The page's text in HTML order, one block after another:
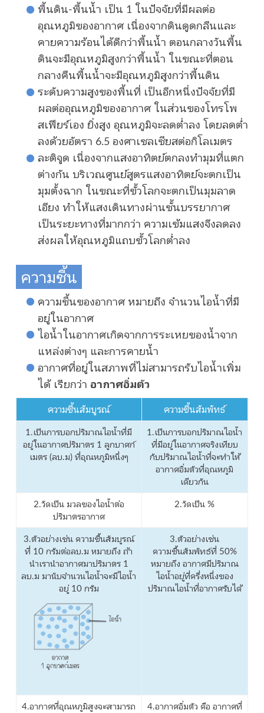
พื้นดิน-พื้นน้ำ เป็น 1 ในปัจจัยที่มีผลต่อ
อุณหภูมิของอากาศ เนื่องจากดินดูดกลืนและ
คายความร้อนได้ดีกว่าพื้นน้ำ ตอนกลางวันพื้น
ดินจะมีอุณหภูมิสูงกว่าพื้นน้ำ ในขณะที่ตอน
กลางคืนพื้นน้ำจะมีอุณหภูมิสูงกว่าพื้นดิน
ระดับความสูงของพื้นที่ เป็นอีกหนึ่งปัจจัยที่มี
ผลต่ออุณหภูมิของอากาศ ในส่วนของโทรโพ
สเฟียร์เอง ยิ่งสูง อุณหภูมิจะลดต่ำลง โดยลดต่ำ
ลงด้วยอัตรา 6.5 องศาเซลเซียสต่อกิโลเมตร
ละติจูด เนื่องจากแสงอาทิตย์ตกลงทำมุมที่แตก
ต่างกัน บริเวณศูนย์สูตรแสงอาทิตย์จะตกเป็น
มุมตั้งฉาก ในขณะที่ขั้วโลกจะตกเป็นมุมลาด
เอียง ทำให้แสงเดินทางผ่านชั้นบรรยากาศ
เป็นระยะทางที่มากกว่า ความเข้มแสงจึงลดลง
ส่งผลให้อุณหภูมิแถบขั้วโลกต่ำลง
ความชื้น
ความชื้นของอากาศ หมายถึง จำนวนไอน้ำที่มี
อยู่ในอากาศ
ไอน้ำในอากาศเกิดจากการระเหยของน้ำจาก
แหล่งต่างๆ และการคายน้ำ
อากาศที่อยู่ในสภาพที่ไม่สามารถรับไอน้ำเพิ่ม
ได้ เรียกว่า อากาศอิ่มตัว
ความชื้นสัมบูรณ์ ความชื้นสัมพัทธ์
1.เป็นการบอกปริมาณไอน้ำที่มี
อยู่ในอากาศปริมาตร 1 ลูกบาศก์
เมตร (ลบ.ม) ที่อุณหภูมิหนึ่งๆ
1.เป็นการบอกปริมาณไอน้ำ
ที่มีอยู่ในอากาศจริงเทียบ
กับปริมาณไอน้ำที่จะทำให้
อากาศอิ่มตัวที่อุณหภูมิ
เดียวกัน
2.วัดเป็น มวลของไอน้ำต่อ
ปริมาตรอากาศ
2.วัดเป็น %
3.ตัวอย่างเช่น ความชื้นสัมบูรณ์
ที่ 10 กรัมต่อลบ.ม หมายถึง ถ้า
นำเรานำอากาศมาปริมาตร 1
ลบ.ม มานับจำนวนไอน้ำจะมีไอน้ำ
อยู่ 10 กรัม
3.ตัวอย่างเช่น
ความชื้นสัมพัทธ์ที่ 50%
หมายถึง อากาศมีปริมาณ
ไอน้ำอยู่ที่ครึ่งหนึ่งของ
ปริมาณไอน้ำที่อากาศรับได้
4.อากาศที่อุณหภูมิสูงจะสามารถ
4.อากาศอิ่มตัว คือ อากาศที่